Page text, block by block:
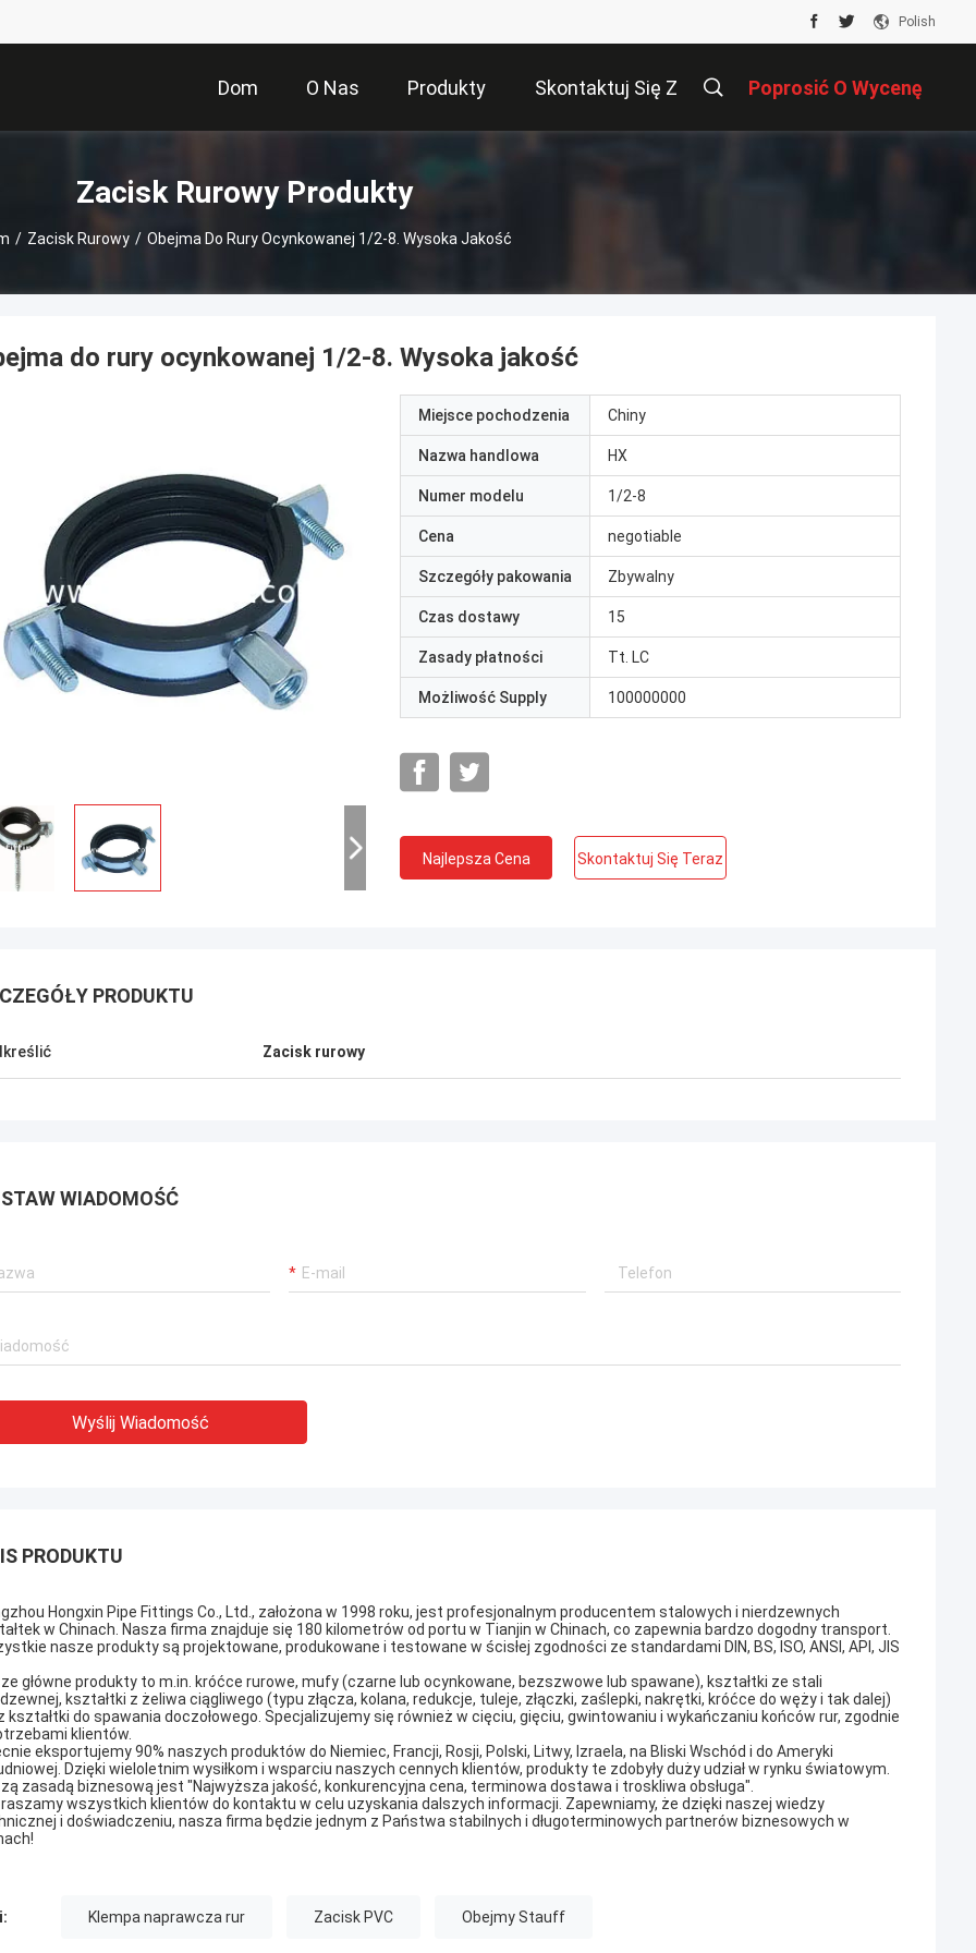
Polish
Dom O Nas Produkty Skontaktuj Się Z Poprosić O Wycenę
Zacisk Rurowy Produkty
/ Zacisk Rurowy / Obejma Do Rury Ocynkowanej 1/2-8. Wysoka Jakość
do rury ocynkowanej 1/2-8. Wysoka jakość
Miejsce pochodzenia Chiny
Nazwa handlowa HX
Numer modelu 1/2-8
Cena negotiable
Szczegóły pakowania Zbywalny
Czas dostawy 15
Zasady płatności Tt. LC
Możliwość Supply 100000000
Najlepsza Cena Skontaktuj Się Teraz
PRODUKTU
Zacisk rurowy
WIADOMOŚĆ
Wyślij Wiadomość
PRODUKTU
Hongxin Pipe Fittings Co., Ltd., założona w 1998 roku, jest profesjonalnym producentem stalowych i nierdzewnych
w Chinach. Nasza firma znajduje się 180 kilometrów od portu w Tianjin w Chinach, co zapewnia bardzo dogodny transport.
nasze produkty są projektowane, produkowane i testowane w ścisłej zgodności ze standardami DIN, BS, ISO, ANSI, API, JIS
główne produkty to m.in. króćce rurowe, mufy (czarne lub ocynkowane, bezszwowe lub spawane), kształtki ze stali
kształtki z żeliwa ciągliwego (typu złącza, kolana, redukcje, tuleje, złączki, zaślepki, nakrętki, króćce do węży i tak dalej)
kształtki do spawania doczołowego. Specjalizujemy się również w cięciu, gięciu, gwintowaniu i wykańczaniu końców rur, zgodnie
klientów.
eksportujemy 90% naszych produktów do Niemiec, Francji, Rosji, Polski, Litwy, Izraela, na Bliski Wschód i do Ameryki
Dzięki wieloletnim wysiłkom i wsparciu naszych cennych klientów, produkty te zdobyły duży udział w rynku światowym.
zasadą biznesową jest "Najwyższa jakość, konkurencyjna cena, terminowa dostawa i troskliwa obsługa".
wszystkich klientów do kontaktu w celu uzyskania dalszych informacji. Zapewniamy, że dzięki naszej wiedzy
i doświadczeniu, nasza firma będzie jednym z Państwa stabilnych i długoterminowych partnerów biznesowych w
Klempa naprawcza rur Zacisk PVC Obejmy Stauff